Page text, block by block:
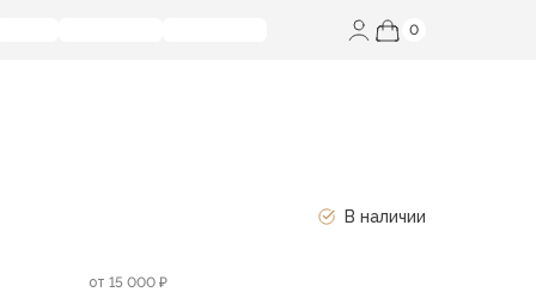
0
В наличии
от 15 000 ₽